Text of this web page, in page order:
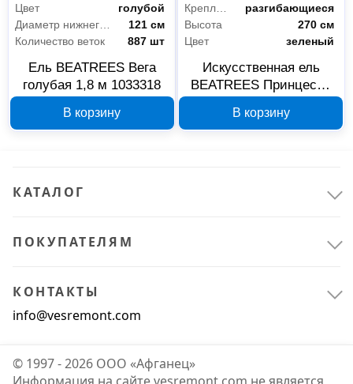
Цвет
голубой
121 см
Количество веток
887 шт
Ель BEATREES Вега
голубая 1,8 м 1033318
В корзину
Крепление веток
разгибающиеся
Высота
270 см
Цвет
зеленый
Искусственная ель
BEATREES Принцесса
В корзину
КАТАЛОГ
ПОКУПАТЕЛЯМ
КОНТАКТЫ
info@vesremont.com
© 1997 - 2026 ООО «Афганец»
Информация на сайте vesremont.com не является